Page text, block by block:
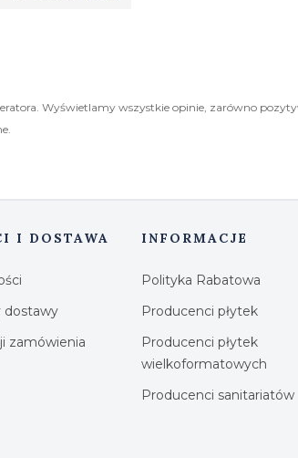
Wyświetlamy wszystkie opinie, zarówno
I DOSTAWA
dostawy
zamówienia
INFORMACJE
Polityka Rabatowa
Producenci płytek
Producenci płytek
wielkoformatowych
Producenci sanitariatów